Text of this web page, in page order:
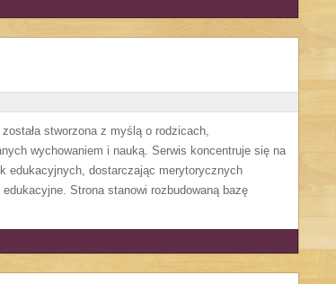
stworzona z myślą o rodzicach,
wychowaniem i nauką. Serwis koncentruje się na
edukacyjnych, dostarczając merytorycznych
Strona stanowi rozbudowaną bazę